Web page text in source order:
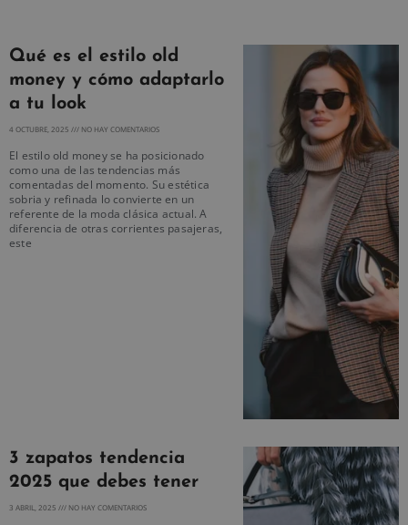
Qué es el estilo old
money y cómo adaptarlo
a tu look
4 OCTUBRE, 2025 NO HAY COMENTARIOS
El estilo old money se ha posicionado
como una de las tendencias más
comentadas del momento. Su estética
sobria y refinada lo convierte en un
referente de la moda clásica actual. A
diferencia de otras corrientes pasajeras,
este
3 zapatos tendencia
2025 que debes tener
3 ABRIL, 2025 NO HAY COMENTARIOS